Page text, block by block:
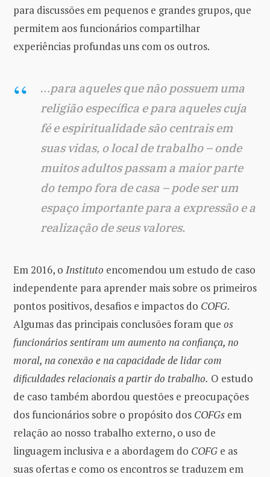
para discussões em pequenos e grandes grupos, que
permitem aos funcionários compartilhar
experiências profundas uns com os outros.
…para aqueles que não possuem uma
religião específica e para aqueles cuja
fé e espiritualidade são centrais em
suas vidas, o local de trabalho – onde
muitos adultos passam a maior parte
do tempo fora de casa – pode ser um
espaço importante para a expressão e a
realização de seus valores.
Em 2016, o Instituto encomendou um estudo de caso
independente para aprender mais sobre os primeiros
pontos positivos, desafios e impactos do COFG.
Algumas das principais conclusões foram que os
funcionários sentiram um aumento na confiança, no
moral, na conexão e na capacidade de lidar com
dificuldades relacionais a partir do trabalho. O estudo
de caso também abordou questões e preocupações
dos funcionários sobre o propósito dos COFGs em
relação ao nosso trabalho externo, o uso de
linguagem inclusiva e a abordagem do COFG e as
suas ofertas e como os encontros se traduzem em